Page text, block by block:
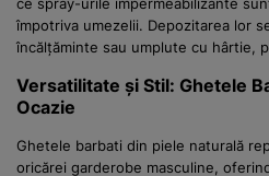
ce spray-urile impermeabilizante
împotriva umezelii. Depozitarea lor
încălțăminte sau umplute cu hârtie,
Versatilitate și Stil: Ghetele
Ocazie
Ghetele barbati din piele naturală
oricărei garderobe masculine,